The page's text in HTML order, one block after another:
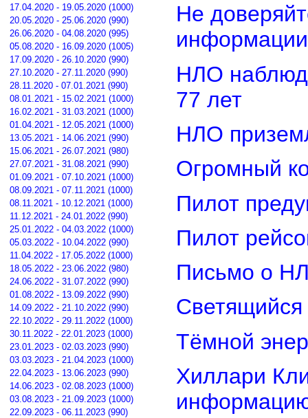
17.04.2020 - 19.05.2020 (1000)
20.05.2020 - 25.06.2020 (990)
26.06.2020 - 04.08.2020 (995)
05.08.2020 - 16.09.2020 (1005)
17.09.2020 - 26.10.2020 (990)
27.10.2020 - 27.11.2020 (990)
28.11.2020 - 07.01.2021 (990)
08.01.2021 - 15.02.2021 (1000)
16.02.2021 - 31.03.2021 (1000)
01.04.2021 - 12.05.2021 (1000)
13.05.2021 - 14.06.2021 (990)
15.06.2021 - 26.07.2021 (980)
27.07.2021 - 31.08.2021 (990)
01.09.2021 - 07.10.2021 (1000)
08.09.2021 - 07.11.2021 (1000)
08.11.2021 - 10.12.2021 (1000)
11.12.2021 - 24.01.2022 (990)
25.01.2022 - 04.03.2022 (1000)
05.03.2022 - 10.04.2022 (990)
11.04.2022 - 17.05.2022 (1000)
18.05.2022 - 23.06.2022 (980)
24.06.2022 - 31.07.2022 (990)
01.08.2022 - 13.09.2022 (990)
14.09.2022 - 21.10.2022 (990)
22.10.2022 - 29.11.2022 (1000)
30.11.2022 - 22.01.2023 (1000)
23.01.2023 - 02.03.2023 (990)
03.03.2023 - 21.04.2023 (1000)
22.04.2023 - 13.06.2023 (990)
14.06.2023 - 02.08.2023 (1000)
03.08.2023 - 21.09.2023 (1000)
22.09.2023 - 06.11.2023 (990)
Не
информации
НЛО
77 лет
НЛО
Огромный
Пилот
Пилот
Письмо о
Светящийся
Тёмной
Хиллари